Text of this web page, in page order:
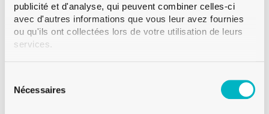
publicité et d'analyse, qui peuvent combiner celles-ci
avec d'autres informations que vous leur avez fournies
ou qu'ils ont collectées lors de votre utilisation de leurs
services.
NécessairesBOUTEILLE À VIN BOURGOGNE